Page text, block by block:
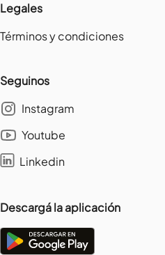
Legales
Términos y condiciones
Seguinos
Instagram
Youtube
Linkedin
Descargá la aplicación